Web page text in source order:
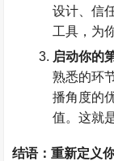
设计、信
工具，为
启动你的
熟悉的环
播角度的
值。这就
结语：重新定义